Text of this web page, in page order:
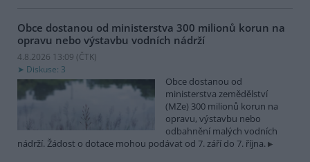
Obce dostanou od ministerstva 300 milionů korun na
opravu nebo výstavbu vodních nádrží
4.8.2026 13:09 (ČTK)
Diskuse: 3
Obce dostanou od
ministerstva zemědělství
(MZe) 300 milionů korun na
opravu, výstavbu nebo
odbahnění malých vodních
nádrží. Žádost o dotace mohou podávat od 7. září do 7. října.